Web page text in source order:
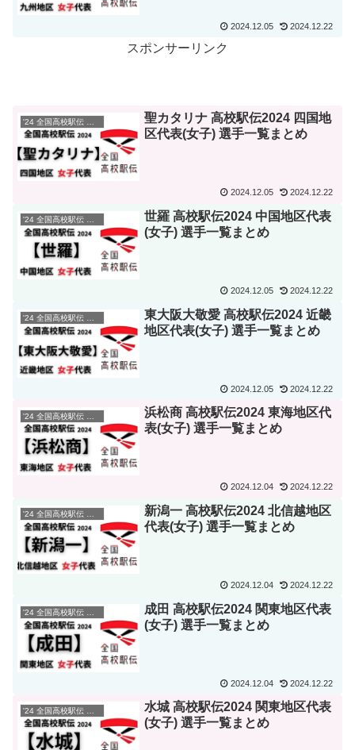
2024.12.05 2024.12.22
スポンサーリンク
聖カタリナ 高校駅伝2024 四国地
区代表(女子) 選手一覧まとめ
2024.12.05 2024.12.22
'24 全国高校駅伝 選手一覧
世羅 高校駅伝2024 中国地区代表
(女子) 選手一覧まとめ
2024.12.05 2024.12.22
東大阪大敬愛 高校駅伝2024 近畿
地区代表(女子) 選手一覧まとめ
2024.12.05 2024.12.22
浜松商 高校駅伝2024 東海地区代
表(女子) 選手一覧まとめ
2024.12.04 2024.12.22
'24 全国高校駅伝 選手一覧
新潟一 高校駅伝2024 北信越地区
代表(女子) 選手一覧まとめ
2024.12.04 2024.12.22
成田 高校駅伝2024 関東地区代表
(女子) 選手一覧まとめ
2024.12.04 2024.12.22
水城 高校駅伝2024 関東地区代表
(女子) 選手一覧まとめ